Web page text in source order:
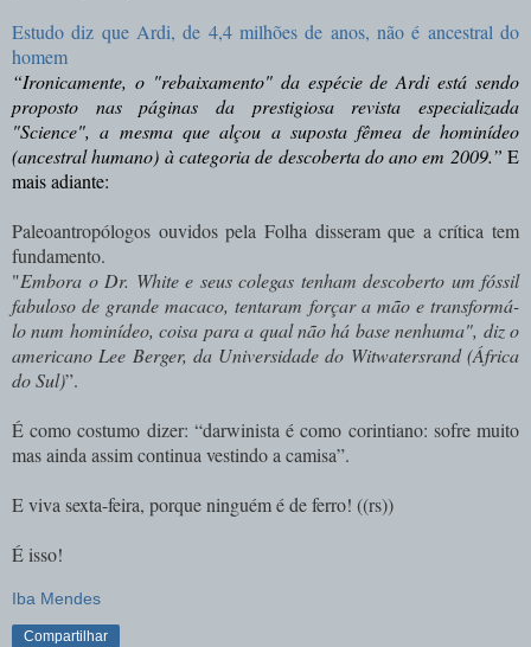
Estudo diz que Ardi, de 4,4 milhões de anos, não é ancestral do
homem
“Ironicamente, o "rebaixamento" da espécie de Ardi está sendo
proposto nas páginas da prestigiosa revista especializada
"Science", a mesma que alçou a suposta fêmea de hominídeo
(ancestral humano) à categoria de descoberta do ano em 2009.” E
mais adiante:
Paleoantropólogos ouvidos pela Folha disseram que a crítica tem
fundamento.
"Embora o Dr. White e seus colegas tenham descoberto um fóssil
fabuloso de grande macaco, tentaram forçar a mão e transformá-
lo num hominídeo, coisa para a qual não há base nenhuma", diz o
americano Lee Berger, da Universidade do Witwatersrand (África
do Sul)”.
É como costumo dizer: “darwinista é como corintiano: sofre muito
mas ainda assim continua vestindo a camisa”.
E viva sexta-feira, porque ninguém é de ferro! ((rs))
É isso!
Iba Mendes
Compartilhar